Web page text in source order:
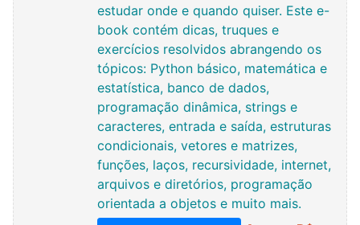
estudar onde e quando quiser. Este e-
book contém dicas, truques e
exercícios resolvidos abrangendo os
tópicos: Python básico, matemática e
estatística, banco de dados,
programação dinâmica, strings e
caracteres, entrada e saída, estruturas
condicionais, vetores e matrizes,
funções, laços, recursividade, internet,
arquivos e diretórios, programação
orientada a objetos e muito mais.